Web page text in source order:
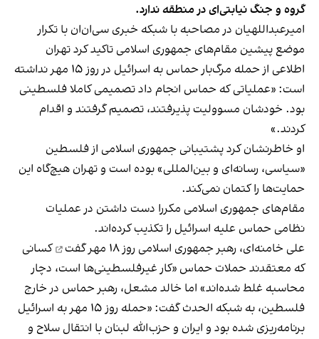
گروه و جنگ نیابتی‌ای در منطقه ندارد.
امیرعبداللهیان در مصاحبه با شبکه خبری سی‌ان‌ان با تکرار
موضع پیشین مقام‌های جمهوری اسلامی تاکید کرد تهران
اطلاعی از حمله مرگ‌بار حماس به اسرائیل در روز ۱۵ مهر نداشته
است: «عملیاتی که حماس انجام داد تصمیمی کاملا فلسطینی
بود. خودشان مسوولیت پذیرفتند، تصمیم گرفتند و اقدام
کردند.»
او خاطرنشان کرد پشتیبانی جمهوری اسلامی از فلسطین
«سیاسی، رسانه‌ای و بین‌المللی» بوده است و تهران هیچ‌گاه این
حمایت‌ها را کتمان نمی‌کند.
مقام‌های جمهوری اسلامی مکررا دست داشتن در عملیات
نظامی حماس علیه اسرائیل را تکذیب کرده‌اند.
علی خامنه‌ای، رهبر جمهوری اسلامی روز ۱۸ مهر
گفت
کسانی
که معتقدند حملات حماس «کار غیر‌فلسطینی‌ها است، دچار
محاسبه غلط شده‌اند» اما خالد مشعل، رهبر حماس در خارج
فلسطین، به شبکه الحدث گفت: «حمله روز ۱۵ مهر به اسرائیل
برنامه‌ریزی شده بود و ایران و حزب‌الله لبنان با انتقال سلاح و